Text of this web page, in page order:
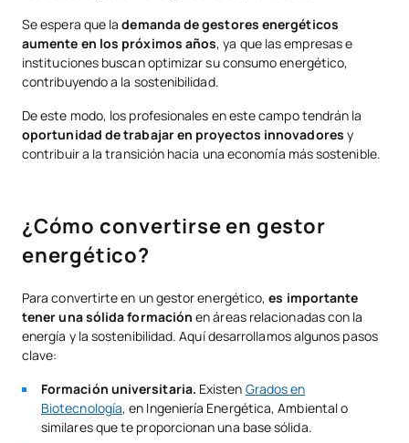
Se espera que lademanda de gestores energéticos
aumente en los próximos años, ya que las empresas e
instituciones buscan optimizar su consumo energético,
contribuyendo a la sostenibilidad.
De este modo, los profesionales en este campo tendrán la
oportunidad de trabajar en proyectos innovadores y
contribuir a la transición hacia una economía más sostenible.
¿Cómo convertirse en gestor
energético?
Para convertirte en un gestor energético,es importante
tener una sólida formación en áreas relacionadas con la
energía y la sostenibilidad. Aquí desarrollamos algunos pasos
clave:
Formación universitaria. Existen Grados en
Biotecnología, en Ingeniería Energética, Ambiental o
similares que te proporcionan una base sólida.